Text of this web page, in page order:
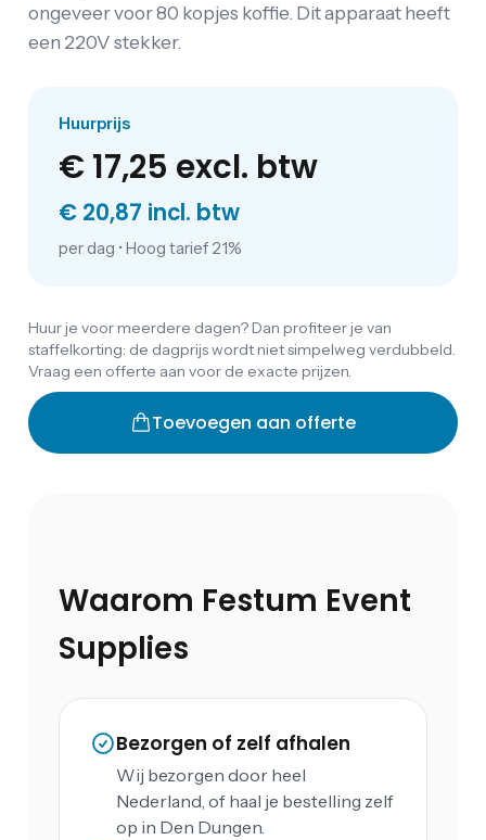
ongeveer voor 80 kopjes koffie. Dit apparaat heeft
een 220V stekker.
Huurprijs
€ 17,25 excl. btw
€ 20,87 incl. btw
per dag • Hoog tarief 21%
Huur je voor meerdere dagen? Dan profiteer je van
staffelkorting: de dagprijs wordt niet simpelweg verdubbeld.
Vraag een offerte aan voor de exacte prijzen.
Toevoegen aan offerte
Waarom Festum Event
Supplies
Bezorgen of zelf afhalen
Wij bezorgen door heel
Nederland, of haal je bestelling zelf
op in Den Dungen.